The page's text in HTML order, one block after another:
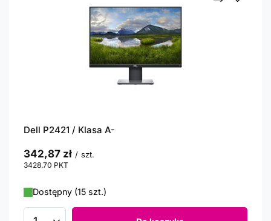
Dell P2421 / Klasa A-
342,87 zł / szt.
3428.70 PKT
Dostępny (15 szt.)